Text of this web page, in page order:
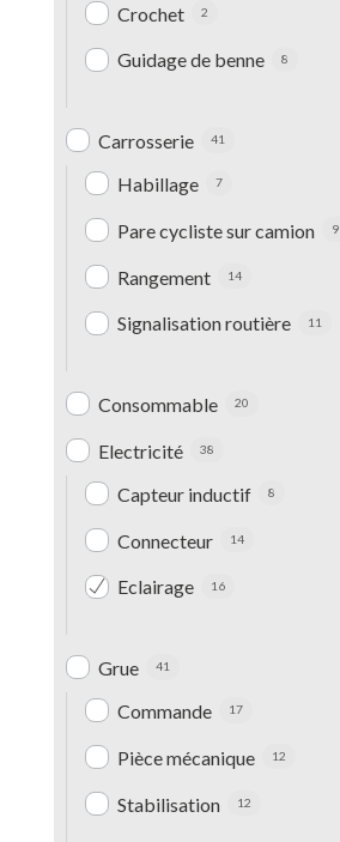
Crochet 2
Guidage de benne 8
Carrosserie 41
Habillage 7
Pare cycliste sur camion 9
Rangement 14
Signalisation routière 11
Consommable 20
Electricité 38
Capteur inductif 8
Connecteur 14
Eclairage 16
Grue 41
Commande 17
Pièce mécanique 12
Stabilisation 12